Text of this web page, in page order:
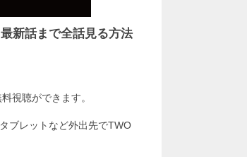
新話まで全話見る方法
視聴ができます。
ブレットなど外出先でTWO